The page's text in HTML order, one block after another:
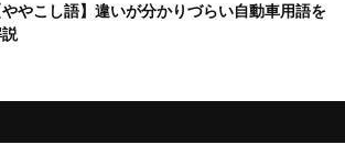
ややこし語】違いが分かりづらい自動車用語を